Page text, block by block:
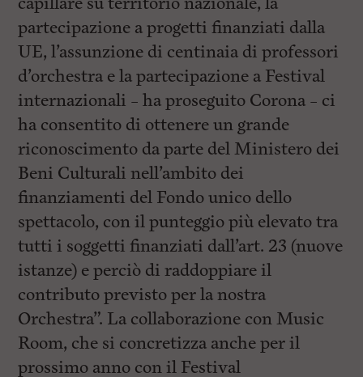
partecipazione a progetti finanziati dalla
UE, l’assunzione di centinaia di professori
d’orchestra e la partecipazione a Festival
internazionali – ha proseguito Corona – ci
ha consentito di ottenere un grande
riconoscimento da parte del Ministero dei
Beni Culturali nell’ambito dei
finanziamenti del Fondo unico dello
spettacolo, con il punteggio più elevato tra
tutti i soggetti finanziati dall’art. 23 (nuove
istanze) e perciò di raddoppiare il
contributo previsto per la nostra
Orchestra”. La collaborazione con Music
Room, che si concretizza anche per il
prossimo anno con il Festival